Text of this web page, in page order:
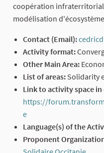
coopération
modélisation
Contact (Email):
Activity format:
Other Main Area:
List of areas: Solidarity
Link to activity space
https://
e
(External link)
Language(s) of the
Proponent